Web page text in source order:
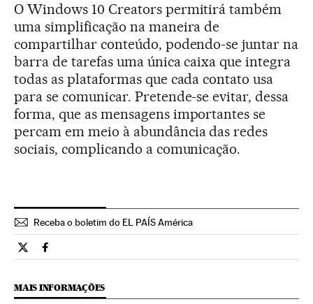
O Windows 10 Creators permitirá também
uma simplificação na maneira de
compartilhar conteúdo, podendo-se juntar na
barra de tarefas uma única caixa que integra
todas as plataformas que cada contato usa
para se comunicar. Pretende-se evitar, dessa
forma, que as mensagens importantes se
percam em meio à abundância das redes
sociais, complicando a comunicação.
Receba o boletim do EL PAÍS América
Tecnologia El País Brasil en Twitter
Tecnologia El País Brasil en Facebook
MAIS INFORMAÇÕES